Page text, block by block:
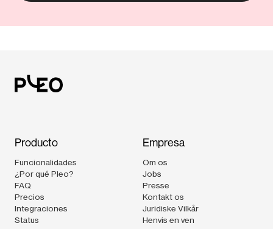
Producto
Funcionalidades
¿Por qué Pleo?
FAQ
Precios
Integraciones
Status
Empresa
Om os
Jobs
Presse
Kontakt os
Juridiske Vilkår
Henvis en ven